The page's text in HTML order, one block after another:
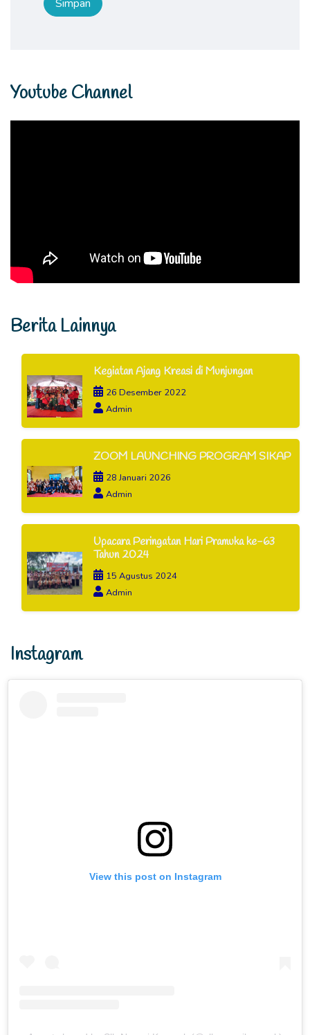
Youtube Channel
Berita Lainnya
Kegiatan Ajang Kreasi di Munjungan
26 Desember 2022
Admin
ZOOM LAUNCHING PROGRAM SIKAP
28 Januari 2026
Admin
Upacara Peringatan Hari Pramuka ke-63
Tahun 2024
15 Agustus 2024
Admin
Instagram
View this post on Instagram